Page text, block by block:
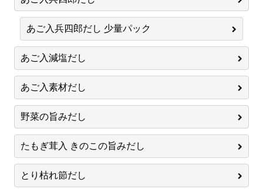
あご入兵四郎だし 少量パック
あご入減塩だし
あご入素材だし
野菜の旨みだし
たもぎ茸入 きのこの旨みだし
とり枯れ節だし